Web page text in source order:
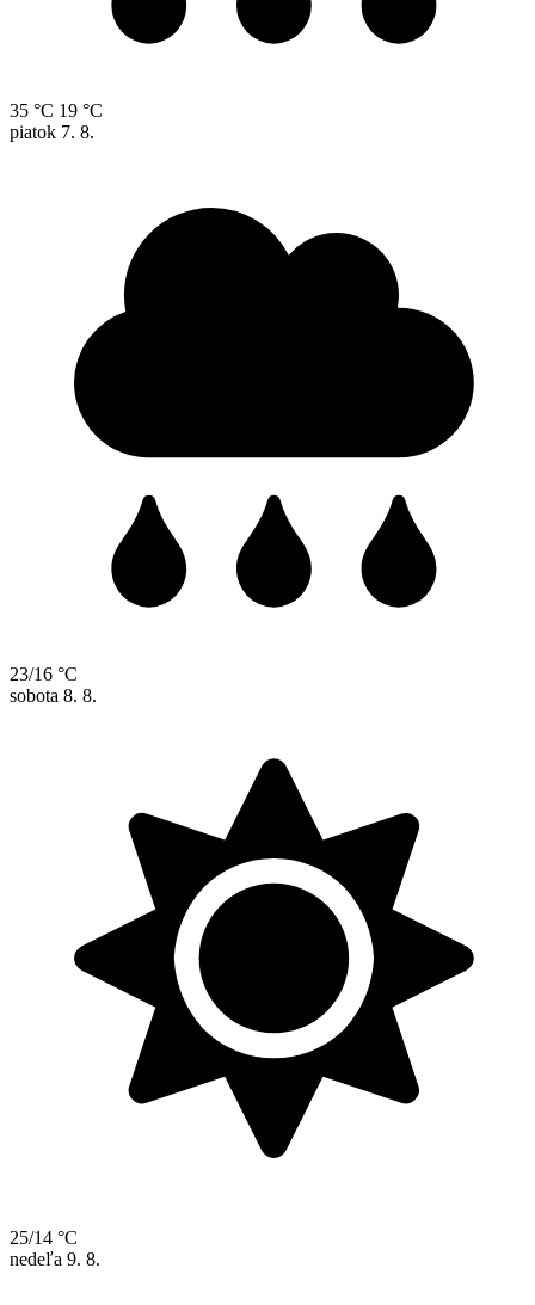
35 °C 19 °C
piatok 7. 8.
23/16 °C
sobota 8. 8.
25/14 °C
nedeľa 9. 8.